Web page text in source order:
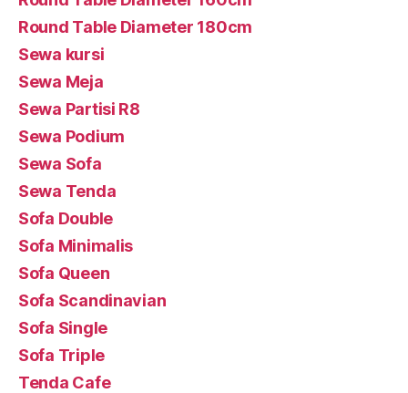
Round Table Diameter 180cm
Sewa kursi
Sewa Meja
Sewa Partisi R8
Sewa Podium
Sewa Sofa
Sewa Tenda
Sofa Double
Sofa Minimalis
Sofa Queen
Sofa Scandinavian
Sofa Single
Sofa Triple
Tenda Cafe